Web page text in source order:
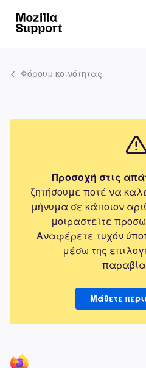
Φόρουμ κοινότητας
Προσοχή στις
ζητήσουμε ποτέ να
μήνυμα σε κάποιον
μοιραστείτε
Αναφέρετε τυχόν
μέσω της
Μάθετε